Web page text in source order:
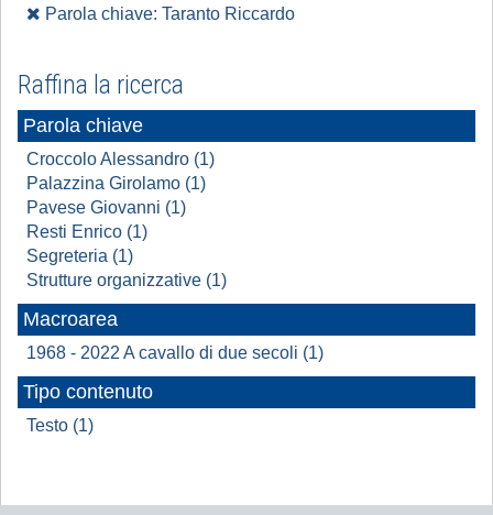
Parola chiave: Taranto Riccardo
Raffina la ricerca
Parola chiave
Croccolo Alessandro (1)
Palazzina Girolamo (1)
Pavese Giovanni (1)
Resti Enrico (1)
Segreteria (1)
Strutture organizzative (1)
Macroarea
1968 - 2022 A cavallo di due secoli (1)
Tipo contenuto
Testo (1)